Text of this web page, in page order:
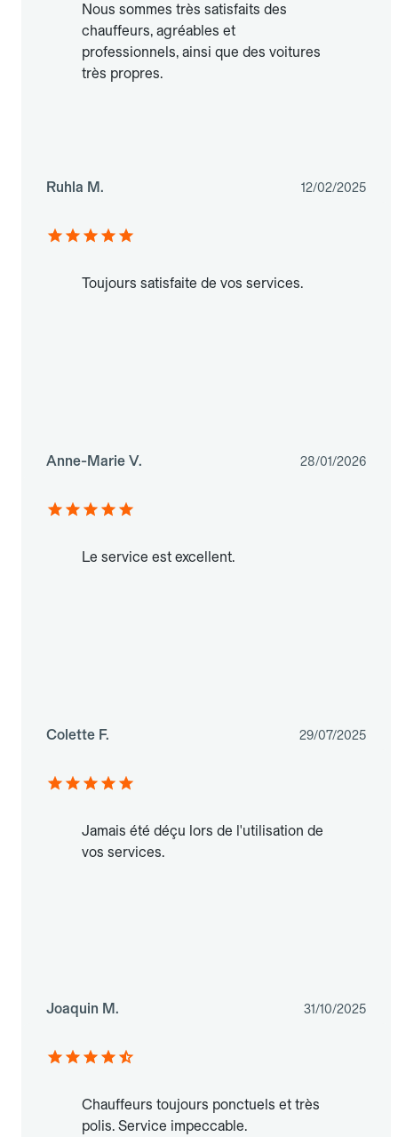
Nous sommes très satisfaits des
chauffeurs, agréables et
professionnels, ainsi que des voitures
très propres.
Ruhla M. 12/02/2025
Toujours satisfaite de vos services.
Anne-Marie V. 28/01/2026
Le service est excellent.
Colette F. 29/07/2025
Jamais été déçu lors de l'utilisation de
vos services.
Joaquin M. 31/10/2025
Chauffeurs toujours ponctuels et très
polis. Service impeccable.